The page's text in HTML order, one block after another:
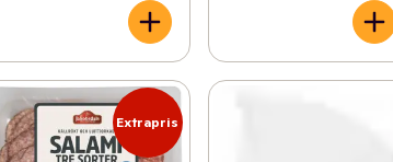
Extrapris